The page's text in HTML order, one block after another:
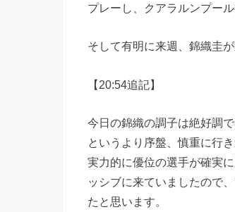
プレーし、クアラルンプー
そして有明に来週、錦織圭が
【20:54追記】
今日の錦織の調子は絶好調
というより序盤、慎重に行
実力的に優位の選手が確実
ッシブに来ていましたので
たと思います。